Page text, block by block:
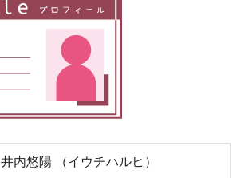
井内悠陽 （イウチハルヒ）